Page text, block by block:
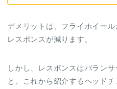
デメリットは、フライホイー
レスポンスが減ります。
しかし、レスポンスはバラン
と、これから紹介するヘッド